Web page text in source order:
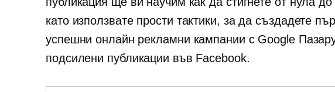
като използвате прости тактики, за да създадете
успешни онлайн рекламни кампании с Google
подсилени публикации във Facebook.